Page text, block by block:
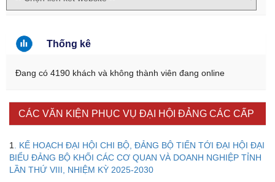
Thống kê
Đang có 4190 khách và không thành viên đang online
CÁC VĂN KIỆN PHỤC VỤ ĐẠI HỘI ĐẢNG CÁC CẤP
1
. KẾ HOẠCH ĐẠI HỘI CHI BỘ, ĐẢNG BỘ TIẾN TỚI ĐẠI HỘI ĐẠI
BIỂU ĐẢNG BỘ KHỐI CÁC CƠ QUAN VÀ DOANH NGHIỆP TỈNH
LẦN THỨ VIII, NHIỆM KỲ 2025-2030